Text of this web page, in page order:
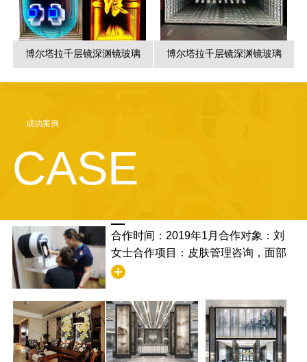
博尔塔拉千层镜深渊镜玻璃 博尔塔拉千层镜深渊镜玻璃
成功案例
CASE
合作时间：2019年1月合作对象：刘
女士合作项目：皮肤管理咨询，面部
清洁合作满意度：非常满意，并且学